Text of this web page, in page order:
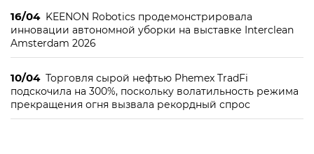
16/04 KEENON Robotics продемонстрировала
инновации автономной уборки на выставке Interclean
Amsterdam 2026
10/04 Торговля сырой нефтью Phemex TradFi
подскочила на 300%, поскольку волатильность режима
прекращения огня вызвала рекордный спрос